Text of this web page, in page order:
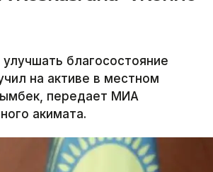
благосостояние
на активе в местном
передает МИА
акимата.